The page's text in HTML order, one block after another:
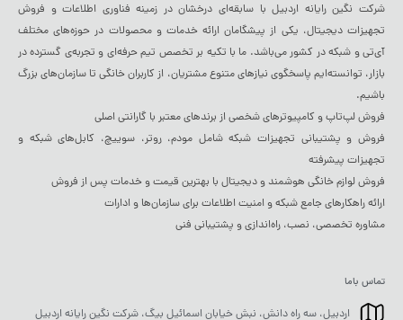
شرکت نگین رایانه اردبیل با سابقه‌ای درخشان در زمینه فناوری اطلاعات و فروش
تجهیزات دیجیتال، یکی از پیشگامان ارائه خدمات و محصولات در حوزه‌های مختلف
آی‌تی و شبکه در کشور می‌باشد. ما با تکیه بر تخصص تیم حرفه‌ای و تجربه‌ی گسترده در
بازار، توانسته‌ایم پاسخگوی نیازهای متنوع مشتریان، از کاربران خانگی تا سازمان‌های بزرگ
باشیم.
فروش لپ‌تاپ و کامپیوترهای شخصی از برندهای معتبر با گارانتی اصلی
فروش و پشتیبانی تجهیزات شبکه شامل مودم، روتر، سوییچ، کابل‌های شبکه و
تجهیزات پیشرفته
فروش لوازم خانگی هوشمند و دیجیتال با بهترین قیمت و خدمات پس از فروش
ارائه راهکارهای جامع شبکه و امنیت اطلاعات برای سازمان‌ها و ادارات
مشاوره تخصصی، نصب، راه‌اندازی و پشتیبانی فنی
تماس باما
اردبیل، سه راه دانش، نبش خیابان اسمائیل بیگ، شرکت نگین رایانه اردبیل